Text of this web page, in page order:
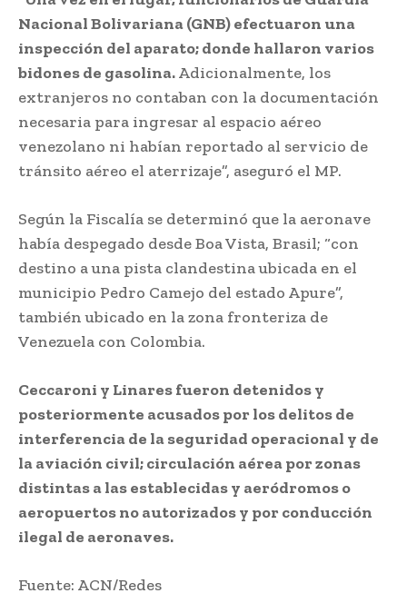
Nacional Bolivariana (GNB) efectuaron una
inspección del aparato; donde hallaron varios
bidones de gasolina.Adicionalmente, los
extranjeros no contaban con la documentación
necesaria para ingresar al espacio aéreo
venezolano ni habían reportado al servicio de
tránsito aéreo el aterrizaje”, aseguró el MP.
Según la Fiscalía se determinó que la aeronave
había despegado desde Boa Vista, Brasil; “con
destino a una pista clandestina ubicada en el
municipio Pedro Camejo del estado Apure”,
también ubicado en la zona fronteriza de
Venezuela con Colombia.
Ceccaroni y Linares fueron detenidos y
posteriormente acusados por los delitos de
interferencia de la seguridad operacional y de
la aviación civil; circulación aérea por zonas
distintas a las establecidas y aeródromos o
aeropuertos no autorizados y por conducción
ilegal de aeronaves.
Fuente: ACN/Redes